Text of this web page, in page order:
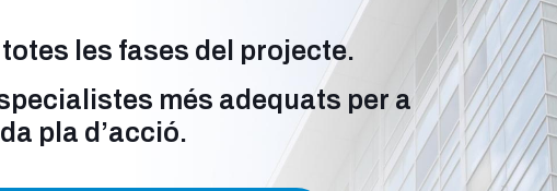
les fases del projecte.
més adequats per a
pla d’acció.